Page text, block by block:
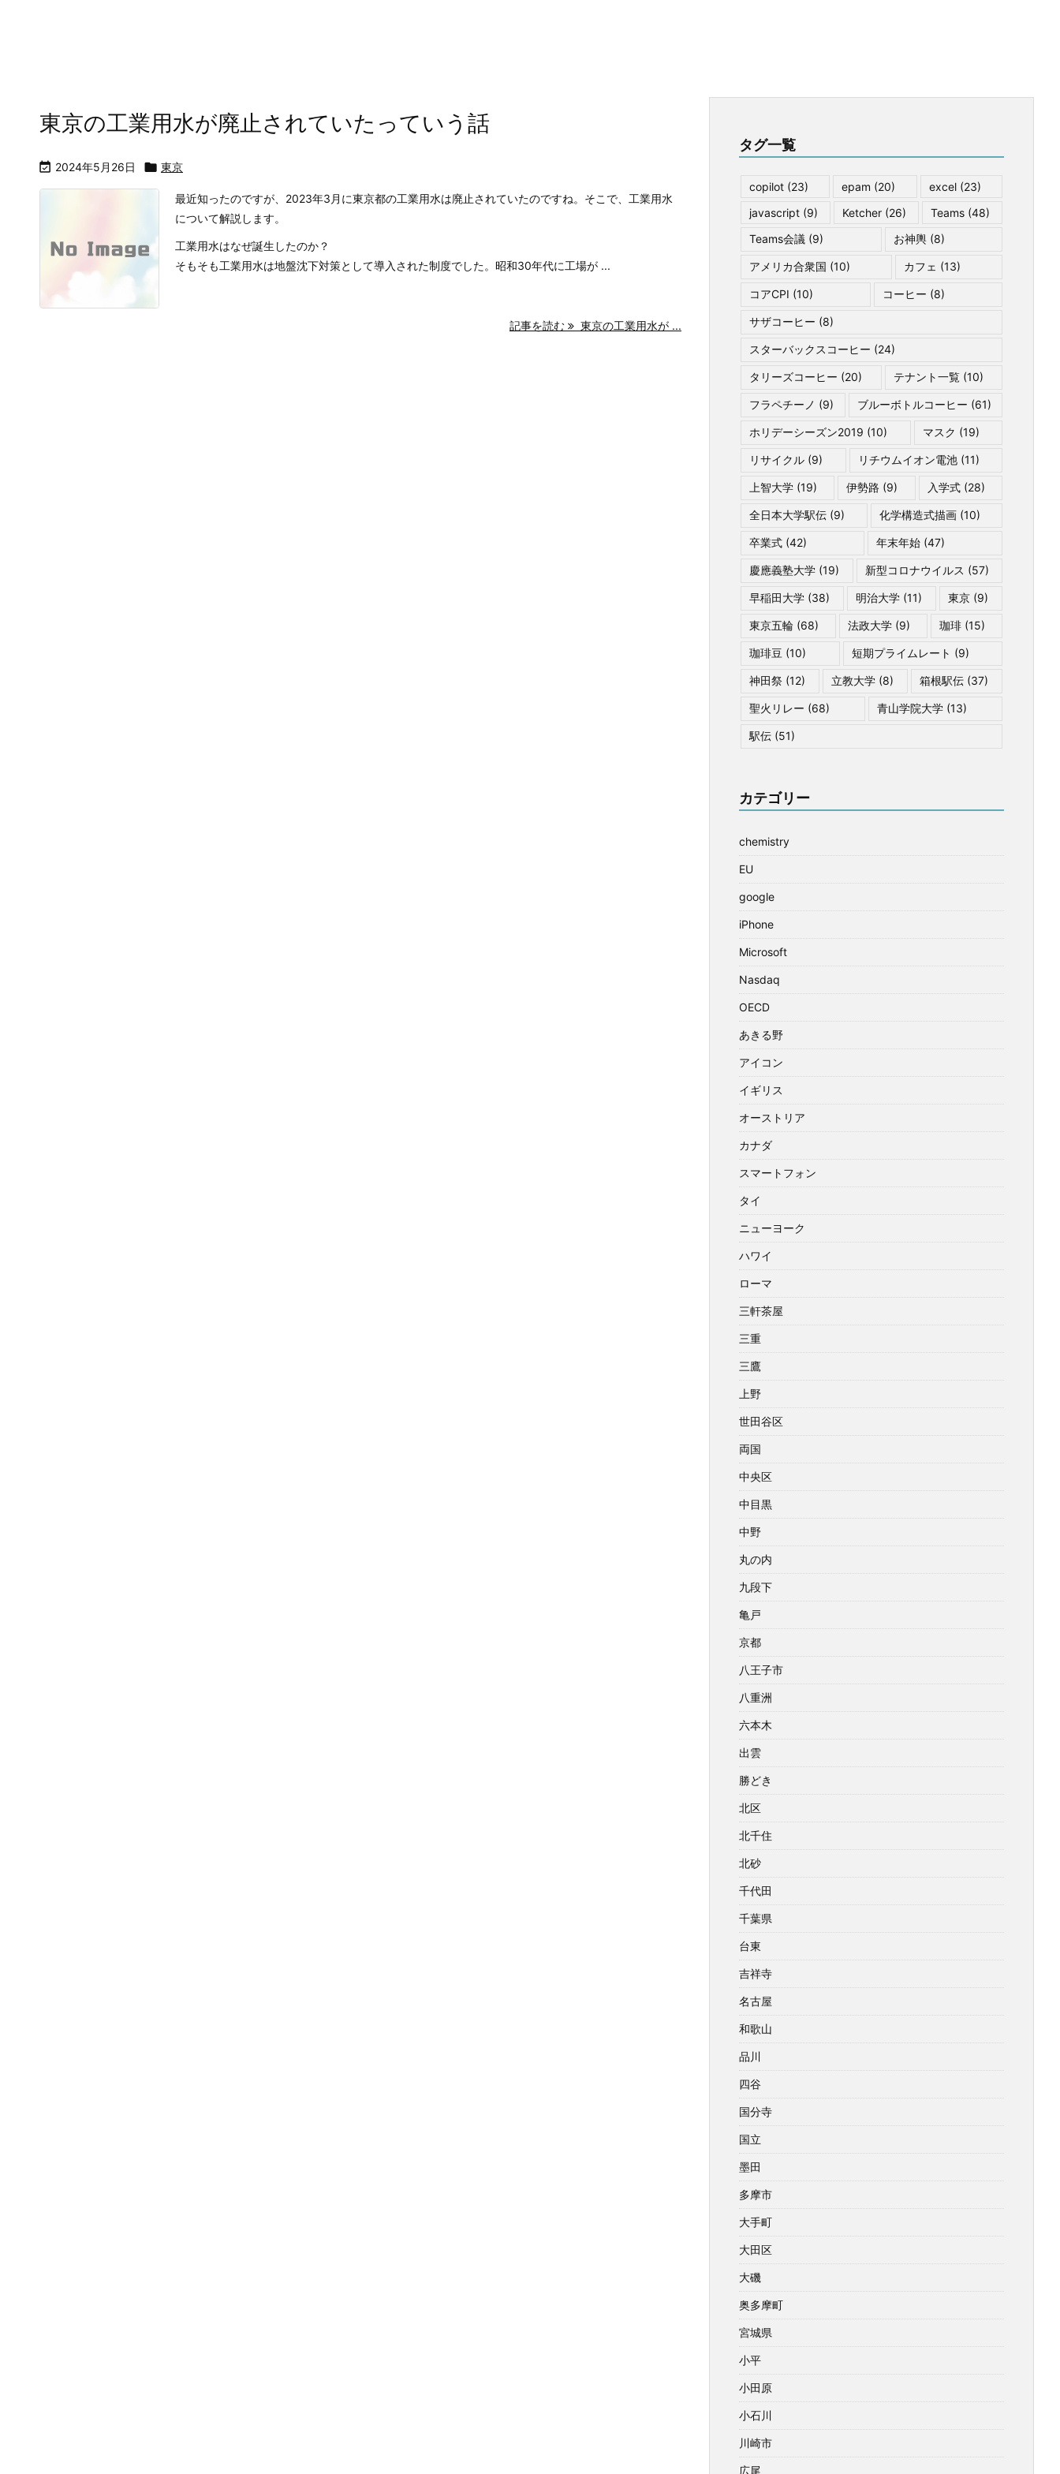
東京の工業用水が廃止されていたっていう話
 2024年5月26日  東京
最近知ったのですが、2023年3月に東京都の工業用水は廃止されていたのですね。そこで、工業用水
について解説します。
工業用水はなぜ誕生したのか？
そもそも工業用水は地盤沈下対策として導入された制度でした。昭和30年代に工場が ...
記事を読む 東京の工業用水が ...
タグ一覧
copilot (23) epam (20) excel(23)
javascript (9) Ketcher (26) Teams (48)
Teams会議 (9) お神輿(8)
アメリカ合衆国 (10) カフェ (13)
コアCPI (10) コーヒー (8)
サザコーヒー (8)
スターバックスコーヒー (24)
タリーズコーヒー (20) テナント一覧(10)
フラペチーノ (9) ブルーボトルコーヒー (61)
ホリデーシーズン2019 (10) マスク (19)
リサイクル (9) リチウムイオン電池(11)
上智大学 (19) 伊勢路 (9) 入学式(28)
全日本大学駅伝 (9) 化学構造式描画(10)
卒業式 (42) 年末年始 (47)
慶應義塾大学 (19) 新型コロナウイルス (57)
早稲田大学 (38) 明治大学 (11) 東京 (9)
東京五輪 (68) 法政大学 (9) 珈琲 (15)
珈琲豆 (10) 短期プライムレート (9)
神田祭 (12) 立教大学 (8) 箱根駅伝 (37)
聖火リレー (68) 青山学院大学 (13)
駅伝 (51)
カテゴリー
chemistry
EU
google
iPhone
Microsoft
Nasdaq
OECD
あきる野
アイコン
イギリス
オーストリア
カナダ
スマートフォン
タイ
ニューヨーク
ハワイ
ローマ
三軒茶屋
三重
三鷹
上野
世田谷区
両国
中央区
中目黒
中野
丸の内
九段下
亀戸
京都
八王子市
八重洲
六本木
出雲
勝どき
北区
北千住
北砂
千代田
千葉県
台東
吉祥寺
名古屋
和歌山
品川
四谷
国分寺
国立
墨田
多摩市
大手町
大田区
大磯
奥多摩町
宮城県
小平
小田原
小石川
川崎市
広尾